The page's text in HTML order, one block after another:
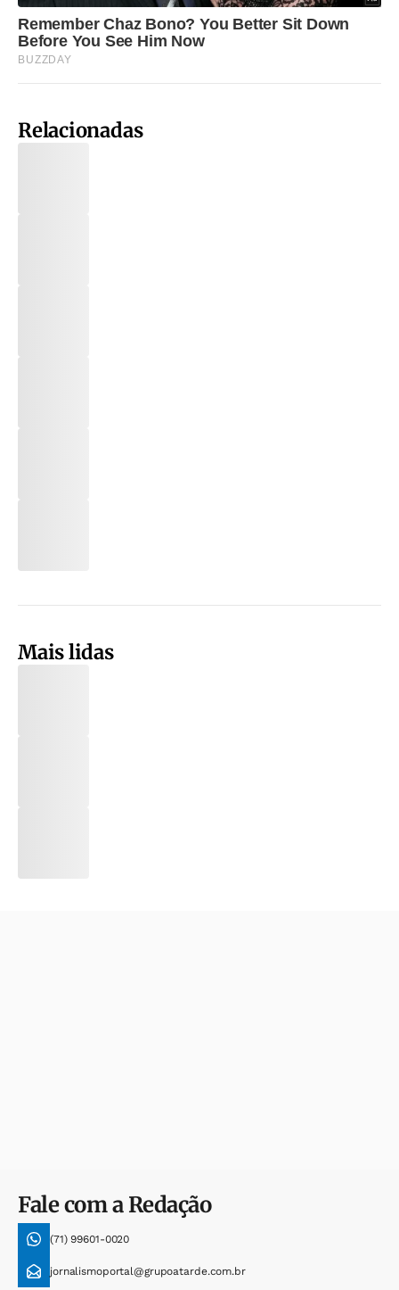
Relacionadas
Mais lidas
Fale com a Redação
(71) 99601-0020
jornalismoportal@grupoatarde.com.br